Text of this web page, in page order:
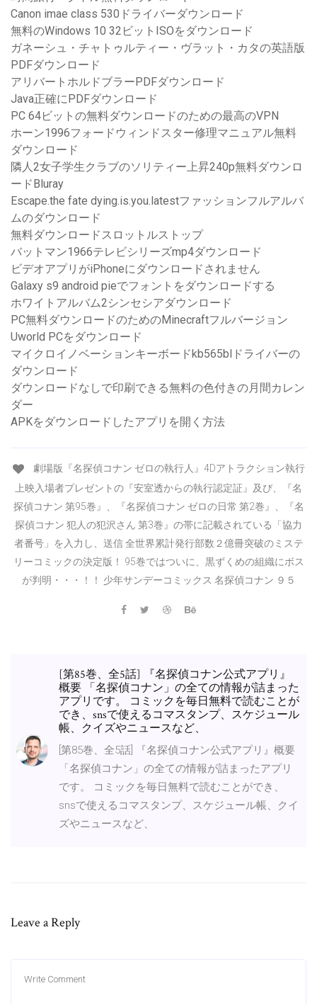
Canon imae class 530ドライバーダウンロード
無料のWindows 10 32ビットISOをダウンロード
ガネーシュ・チャトゥルティー・ヴラット・カタの英語版
PDFダウンロード
アリバートホルドブラーPDFダウンロード
Java正確にPDFダウンロード
PC 64ビットの無料ダウンロードのための最高のVPN
ホーン1996フォードウィンドスター修理マニュアル無料
ダウンロード
隣人2女子学生クラブのソリティー上昇240p無料ダウンロ
ードBluray
Escape.the fate dying.is.you.latestファッションフルアルバ
ムのダウンロード
無料ダウンロードスロットルストップ
バットマン1966テレビシリーズmp4ダウンロード
ビデオアプリがiPhoneにダウンロードされません
Galaxy s9 android pieでフォントをダウンロードする
ホワイトアルバム2シンセシアダウンロード
PC無料ダウンロードのためのMinecraftフルバージョン
Uworld PCをダウンロード
マイクロイノベーションキーボードkb565blドライバーの
ダウンロード
ダウンロードなしで印刷できる無料の色付きの月間カレン
ダー
APKをダウンロードしたアプリを開く方法
劇場版『名探偵コナン ゼロの執行人』4Dアトラクション執行
上映入場者プレゼントの『安室透からの執行認定証』及び、『名
探偵コナン 第95巻』、『名探偵コナン ゼロの日常 第2巻』、『名
探偵コナン 犯人の犯沢さん 第3巻』の帯に記載されている「協力
者番号」を入力し、送信 全世界累計発行部数２億冊突破のミステ
リーコミックの決定版！ 95巻ではついに、黒ずくめの組織にボス
が判明・・・！！ 少年サンデーコミックス 名探偵コナン ９５
[第85巻、全5話] 『名探偵コナン公式アプリ』
概要 「名探偵コナン」の全ての情報が詰まった
アプリです。 コミックを毎日無料で読むことが
でき、snsで使えるコマスタンプ、スケジュール
帳、クイズやニュースなど、
[第85巻、全5話] 『名探偵コナン公式アプリ』概要
「名探偵コナン」の全ての情報が詰まったアプリ
です。 コミックを毎日無料で読むことができ、
snsで使えるコマスタンプ、スケジュール帳、クイ
ズやニュースなど、
Leave a Reply